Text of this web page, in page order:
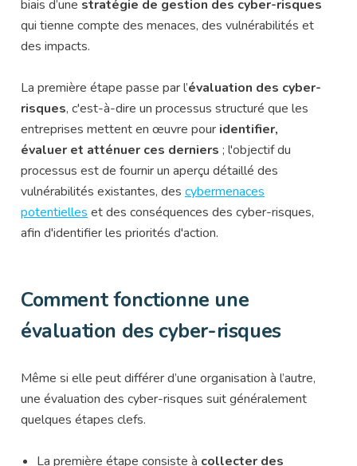
biais d’une stratégie de gestion des cyber-risques
qui tienne compte des menaces, des vulnérabilités et
des impacts.
La première étape passe par l’évaluation des cyber-
risques, c'est-à-dire un processus structuré que les
entreprises mettent en œuvre pour identifier,
évaluer et atténuer ces derniers ; l'objectif du
processus est de fournir un aperçu détaillé des
vulnérabilités existantes, des cybermenaces
potentielles et des conséquences des cyber-risques,
afin d'identifier les priorités d'action.
Comment fonctionne une
évaluation des cyber-risques
Même si elle peut différer d’une organisation à l’autre,
une évaluation des cyber-risques suit généralement
quelques étapes clefs.
La première étape consiste à collecter des